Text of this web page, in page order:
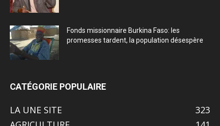
Fonds missionnaire Burkina Faso: les
promesses tardent, la population désespère
CATÉGORIE POPULAIRE
LA UNE SITE
323